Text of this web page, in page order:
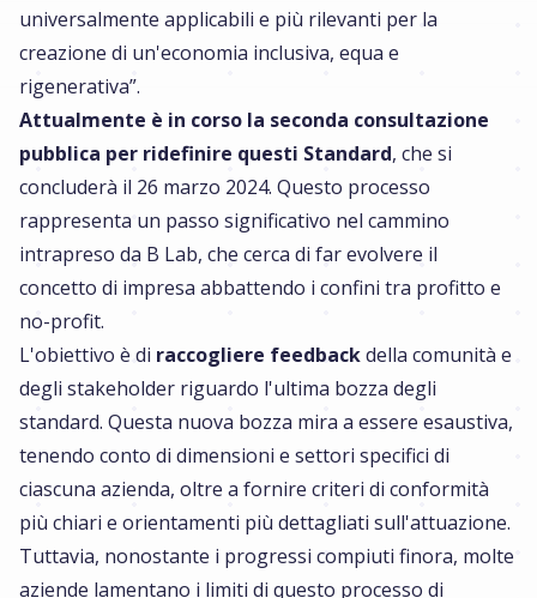
universalmente applicabili e più rilevanti per la
creazione di un'economia inclusiva, equa e
rigenerativa”.
Attualmente è in corso la seconda consultazione
pubblica per ridefinire questi Standard, che si
concluderà il 26 marzo 2024. Questo processo
rappresenta un passo significativo nel cammino
intrapreso da B Lab, che cerca di far evolvere il
concetto di impresa abbattendo i confini tra profitto e
no-profit.
L'obiettivo è di raccogliere feedbackdella comunità e
degli stakeholder riguardo l'ultima bozza degli
standard. Questa nuova bozza mira a essere esaustiva,
tenendo conto di dimensioni e settori specifici di
ciascuna azienda, oltre a fornire criteri di conformità
più chiari e orientamenti più dettagliati sull'attuazione.
Tuttavia, nonostante i progressi compiuti finora, molte
aziende lamentano i limiti di questo processo di